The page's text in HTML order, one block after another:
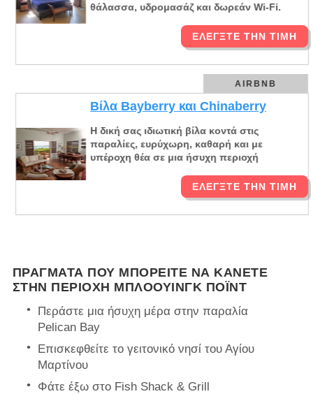
θάλασσα, υδρομασάζ και δωρεάν Wi-Fi.
ΕΛΈΓΞΤΕ ΤΗΝ ΤΙΜΉ
AIRBNB
Βίλα Bayberry και Chinaberry
Η δική σας ιδιωτική βίλα κοντά στις
παραλίες, ευρύχωρη, καθαρή και με
υπέροχη θέα σε μια ήσυχη περιοχή
ΕΛΈΓΞΤΕ ΤΗΝ ΤΙΜΉ
ΠΡΆΓΜΑΤΑ ΠΟΥ ΜΠΟΡΕΊΤΕ ΝΑ ΚΆΝΕΤΕ
ΣΤΗΝ ΠΕΡΙΟΧΉ ΜΠΛΌΟΥΙΝΓΚ ΠΌΙΝΤ
Περάστε μια ήσυχη μέρα στην παραλία
Pelican Bay
Επισκεφθείτε το γειτονικό νησί του Αγίου
Μαρτίνου
Φάτε έξω στο Fish Shack & Grill